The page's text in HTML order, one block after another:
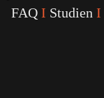
FAQ I Studien I